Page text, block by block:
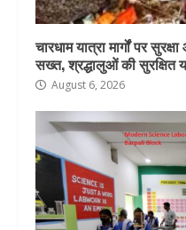
चारधाम यात्रा मार्गों पर
सख्त, श्रद्धालुओं की सुरक्षित
August 6, 2026